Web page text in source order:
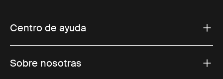
Centro de ayuda
Sobre nosotras